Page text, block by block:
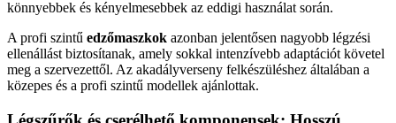
könnyebbek és kényelmesebbek az eddigi használat során.
A profi szintű edzőmaszkok azonban jelentősen nagyobb légzési
ellenállást biztosítanak, amely sokkal intenzívebb adaptációt követel
meg a szervezettől. Az akadályverseny felkészüléshez általában a
közepes és a profi szintű modellek ajánlottak.